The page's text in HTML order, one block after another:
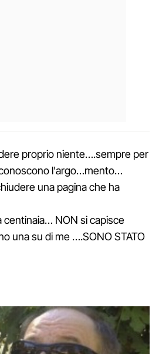
proprio niente….sempre per
l'argo…mento…
una pagina che ha
centinaia… NON si capisce
una su di me ….SONO STATO